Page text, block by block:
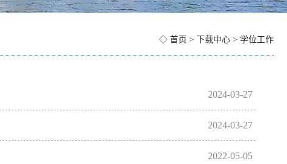
◇ 首页 > 下载中心 > 学位工作
2024-03-27
2024-03-27
2022-05-05